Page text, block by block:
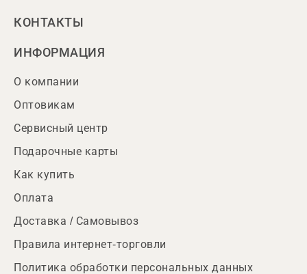
КОНТАКТЫ
ИНФОРМАЦИЯ
О компании
Оптовикам
Сервисный центр
Подарочные карты
Как купить
Оплата
Доставка / Самовывоз
Правила интернет-торговли
Политика обработки персональных данных